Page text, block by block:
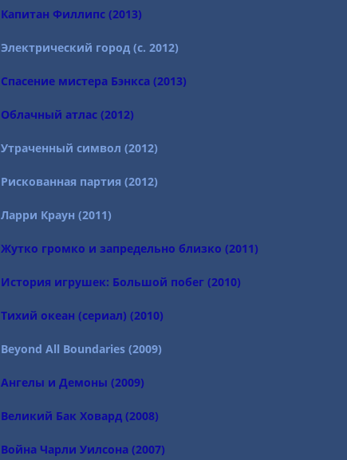
Капитан Филлипс (2013)
Электрический город (с. 2012)
Спасение мистера Бэнкса (2013)
Облачный атлас (2012)
Утраченный символ (2012)
Рискованная партия (2012)
Ларри Краун (2011)
Жутко громко и запредельно близко (2011)
История игрушек: Большой побег (2010)
Тихий океан (сериал) (2010)
Beyond All Boundaries (2009)
Ангелы и Демоны (2009)
Великий Бак Ховард (2008)
Война Чарли Уилсона (2007)